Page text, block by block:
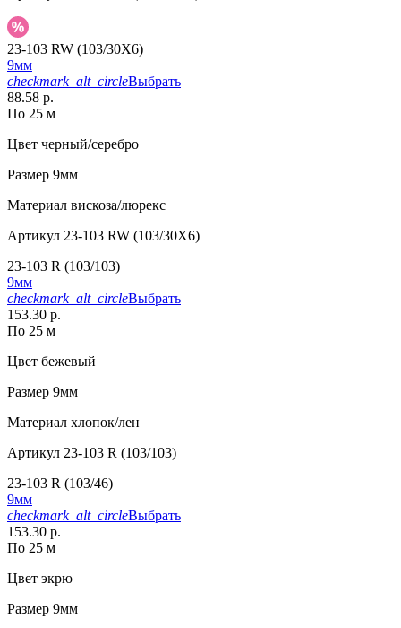
23-103 RW (103/30X6)
9мм
checkmark_alt_circleВыбрать
88.58 р.
По 25 м
Цвет черный/серебро
Размер 9мм
Материал вискоза/люрекс
Артикул 23-103 RW (103/30X6)
23-103 R (103/103)
9мм
checkmark_alt_circleВыбрать
153.30 р.
По 25 м
Цвет бежевый
Размер 9мм
Материал хлопок/лен
Артикул 23-103 R (103/103)
23-103 R (103/46)
9мм
checkmark_alt_circleВыбрать
153.30 р.
По 25 м
Цвет экрю
Размер 9мм